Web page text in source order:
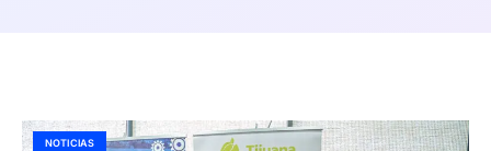
NOTICIAS